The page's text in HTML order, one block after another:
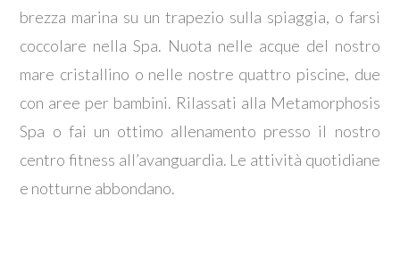
brezza marina su un trapezio sulla spiaggia, o farsi
coccolare nella Spa. Nuota nelle acque del nostro
mare cristallino o nelle nostre quattro piscine, due
con aree per bambini. Rilassati alla Metamorphosis
Spa o fai un ottimo allenamento presso il nostro
centro fitness all’avanguardia. Le attività quotidiane
e notturne abbondano.